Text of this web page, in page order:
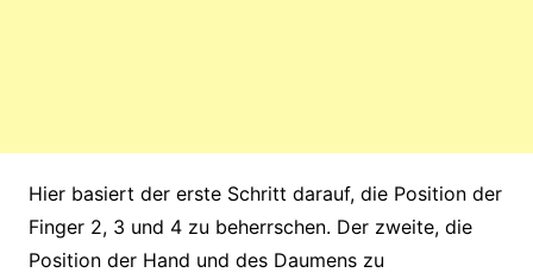
Hier basiert der erste Schritt darauf, die Position der
Finger 2, 3 und 4 zu beherrschen. Der zweite, die
Position der Hand und des Daumens zu